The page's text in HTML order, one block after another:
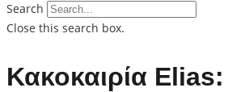
Search
Close this search box.
Κακοκαιρία Elias: